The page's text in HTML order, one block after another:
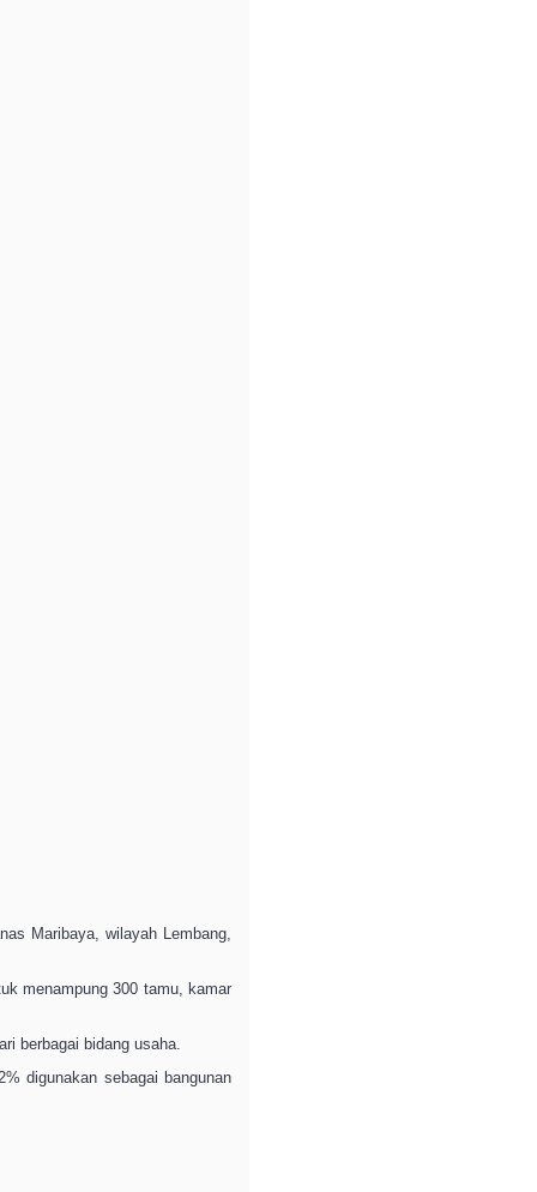
Maribaya, wilayah Lembang,
menampung 300 tamu, kamar
berbagai bidang usaha.
digunakan sebagai bangunan